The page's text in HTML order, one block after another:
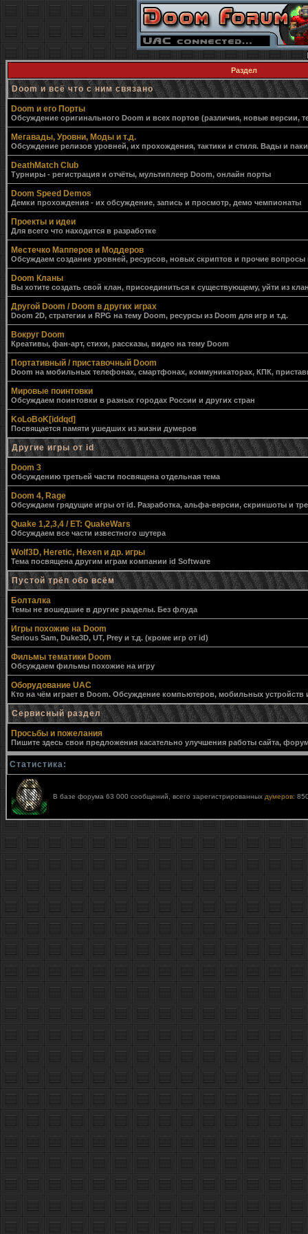
Раздел
Doom и всё что с ним связано
Doom и его Порты
Обсуждение оригинального Doom и всех портов (различия, новые версии,
Мегавады, Уровни, Моды и т.д.
Обсуждение релизов уровней, их прохождения, тактики и стиля. Вады и
DeathMatch Club
Турниры - регистрация и отчёты, мультиплеер Doom, онлайн порты
Doom Speed Demos
Демки прохождения - их обсуждение, запись и просмотр, демо чемпионаты
Проекты и идеи
Для всего что находится в разработке
Местечко Мапперов и Моддеров
Обсуждаем создание уровней, ресурсов, новых скриптов и прочие
Doom Кланы
Вы хотите создать свой клан, присоединиться к существующему, уйти из
Другой Doom / Doom в других играх
Doom 2D, стратегии и RPG на тему Doom, ресурсы из Doom для игр и т.д.
Вокруг Doom
Креативы, фан-арт, стихи, рассказы, видео на тему Doom
Портативный / приставочный Doom
Doom на мобильных телефонах, смартфонах, коммуникаторах, КПК,
Мировые поинтовки
Обсуждаем поинтовки в разных городах России и других стран
KoLoBoK[iddqd]
Посвящается памяти ушедших из жизни думеров
Другие игры от id
Doom 3
Обсуждению третьей части посвящена отдельная тема
Doom 4, Rage
Обсуждаем грядущие игры от id. Разработка, альфа-версии, скриншоты и
Quake 1,2,3,4 / ET: QuakeWars
Обсуждаем все части известного шутера
Wolf3D, Heretic, Hexen и др. игры
Тема посвящена другим играм компании id Software
Пустой трёп обо всём
Болталка
Темы не вошедшие в другие разделы. Без флуда
Игры похожие на Doom
Serious Sam, Duke3D, UT, Prey и т.д. (кроме игр от id)
Фильмы тематики Doom
Обсуждаем фильмы похожие на игру
Оборудование UAC
Кто на чём играет в Doom. Обсуждение компьютеров, мобильных устройств
Сервисный раздел
Просьбы и пожелания
Пишите здесь свои предложения касательно улучшения работы сайта,
Статистика:
В базе форума 63 000 сообщений, всего зарегистрированных думеров: